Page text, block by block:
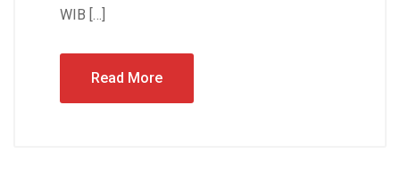
WIB […]
Read More